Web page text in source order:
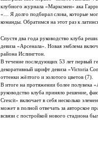
клубного журнала «Марксмен» ака
«… Я долго подбирал слова, которые
команды. Обратимся на этот раз к
Спустя два года руководство клуба
девиза «Арсенала». Новая эмблема
района Ислингтон.
В течение последующих 53 лет первый
декоративный шрифт девиза «Victoria
оттенки жёлтого и золотого цветов (7).
В итоге на протяжении более полувека
руководство клуба приняло решение,
Crescit» включает в себя несколько
может в полной отвечать за авторское
всвязи с постройкой нового стадиона